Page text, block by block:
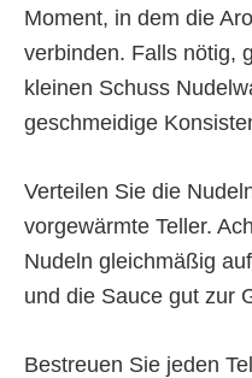
Moment, in dem die
verbinden. Falls nötig,
kleinen Schuss
geschmeidige
Verteilen Sie die
vorgewärmte Teller.
Nudeln gleichmäßig
und die Sauce gut zur
Bestreuen Sie jeden